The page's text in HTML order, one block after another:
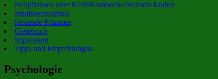
Heilpflanzen oder Kefir/Kombucha-Startsets kaufen
Inhaltsverzeichnis
Heilende Pflanzen
Gästebuch
Impressum
Tipps und Empfehlungen
Psychologie